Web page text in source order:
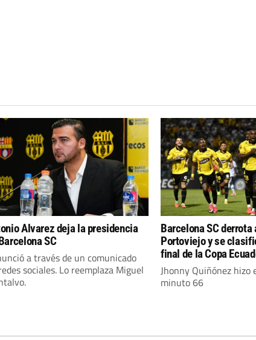
Alvarez deja la presidencia
SC
a través de un comunicado
sociales. Lo reemplaza Miguel
Barcelona SC derrota
Portoviejo y se
final de la Copa
Jhonny Quiñónez hizo
minuto 66